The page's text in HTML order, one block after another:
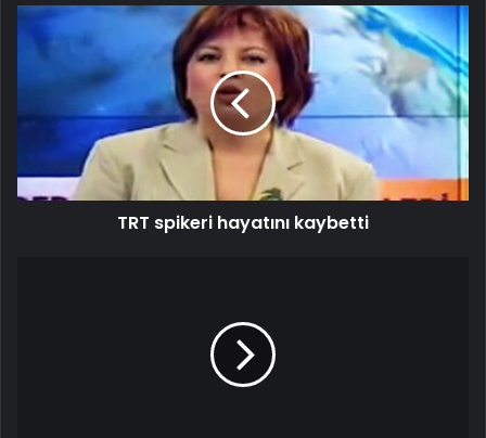
TRT spikeri hayatını kaybetti